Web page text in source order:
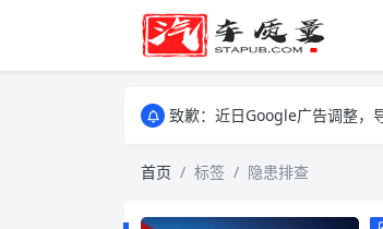
致歉：近日Google广告调整，
致歉：近日Google广告调整，
首页 标签 隐患排查